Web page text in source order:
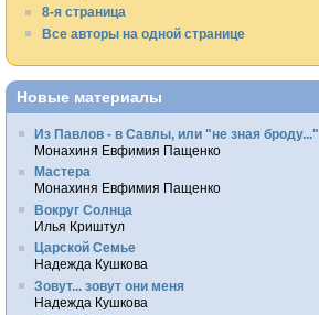
8-я страница
Все авторы на одной странице
Новые материалы
Из Павлов - в Савлы, или "не зная броду..."
Монахиня Евфимия Пащенко
Мастера
Монахиня Евфимия Пащенко
Вокруг Солнца
Илья Криштул
Царской Семье
Надежда Кушкова
Зовут... зовут они меня
Надежда Кушкова